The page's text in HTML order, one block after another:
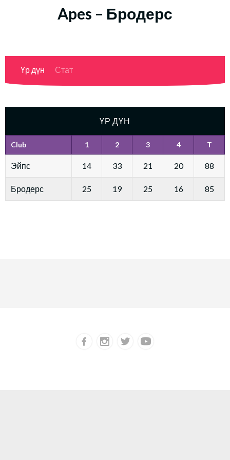
Apes – Бродерс
Үр дүн Стат
ҮР ДҮН
Club 1 2 3 4 T
Эйпс 14 33 21 20 88
Бродерс 25 19 25 16 85